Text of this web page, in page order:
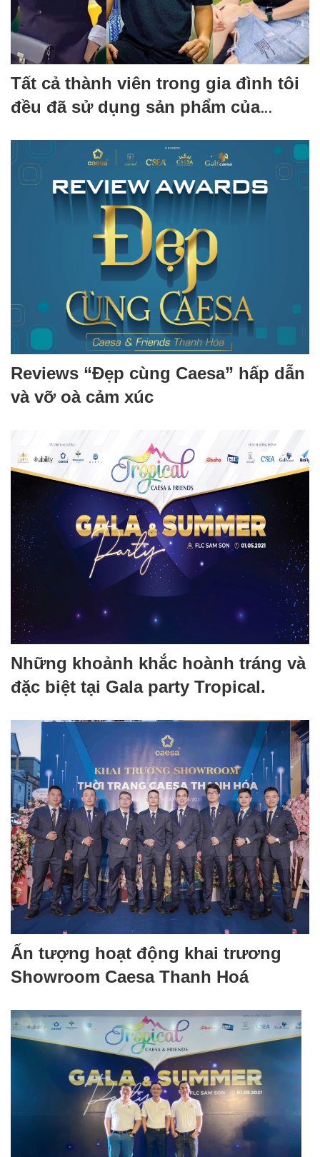
Tất cả thành viên trong gia đình tôi
đều đã sử dụng sản phẩm của
Reviews “Đẹp cùng Caesa” hấp dẫn
và vỡ oà cảm xúc
Những khoảnh khắc hoành tráng và
đặc biệt tại Gala party Tropical.
Ấn tượng hoạt động khai trương
Showroom Caesa Thanh Hoá